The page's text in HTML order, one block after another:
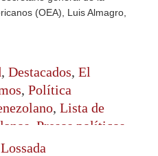
(OEA), Luis Almagro,
, Destacados, El
, Política
, Lista de
Presos políticos